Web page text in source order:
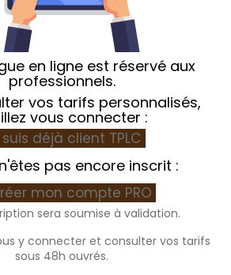
en ligne est réservé aux
professionnels.
vos tarifs personnalisés,
vous connecter :
déjà client TPLC
pas encore inscrit :
mon compte PRO
sera soumise à validation.
y connecter et consulter vos tarifs
sous 48h ouvrés.